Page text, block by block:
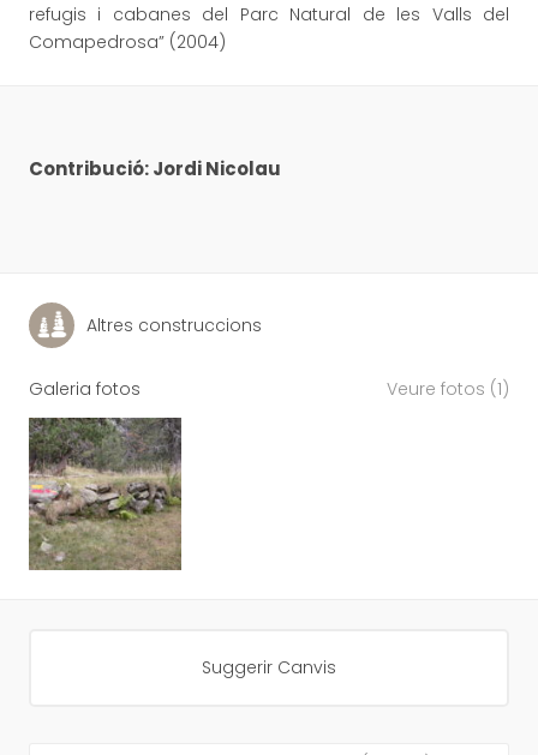
refugis i cabanes del Parc Natural de les Valls del
Comapedrosa” (2004)
Contribució: Jordi Nicolau
Altres construccions
Galeria fotos Veure fotos (1)
Suggerir Canvis